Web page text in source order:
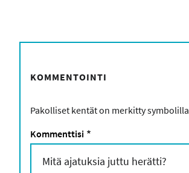
KOMMENTOINTI
Pakolliset kentät on merkitty symbolilla
Kommenttisi *